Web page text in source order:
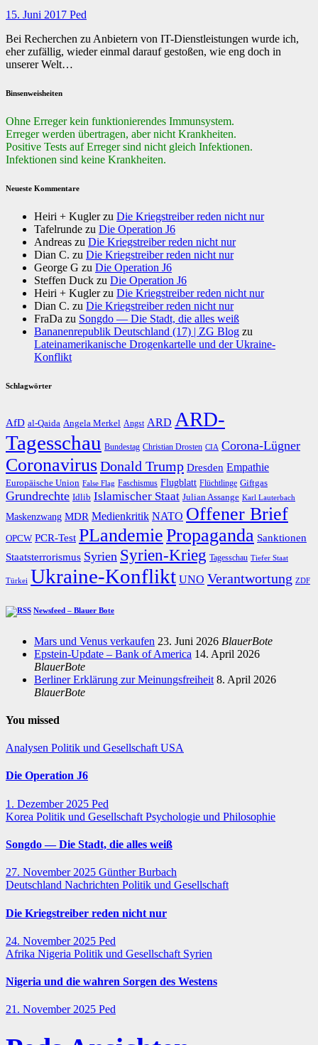
15. Juni 2017 Ped
Bei Recherchen zu Anbietern von IT-Dienstleistungen wurde ich,
eher zufällig, wieder einmal darauf gestoßen, wie eng doch in
unserer Welt…
Binsenweisheiten
Ohne Erreger kein funktionierendes Immunsystem.
Erreger werden übertragen, aber nicht Krankheiten.
Positive Tests auf Erreger sind nicht gleich Infektionen.
Infektionen sind keine Krankheiten.
Neueste Kommentare
Heiri + Kuglerzu Die Kriegstreiber reden nicht nur
Tafelrunde zu Die Operation J6
Andreas zu Die Kriegstreiber reden nicht nur
Dian C. zu Die Kriegstreiber reden nicht nur
George G zu Die Operation J6
Steffen Duck zu Die Operation J6
Heiri + Kuglerzu Die Kriegstreiber reden nicht nur
Dian C. zu Die Kriegstreiber reden nicht nur
FraDa zu Songdo — Die Stadt, die alles weiß
Bananenrepublik Deutschland (17) | ZG Blog zu
Lateinamerikanische Drogenkartelle und der Ukraine-
Konflikt
Schlagwörter
AfD al-Qaida Angela Merkel Angst ARD ARD-
Tagesschau Bundestag Christian Drosten CIA Corona-Lügner
CoronavirusDonald Trump Dresden Empathie
Europäische Union False Flag Faschismus Flugblatt Flüchtlinge Giftgas
Grundrechte Idlib Islamischer Staat Julian Assange Karl Lauterbach
Maskenzwang MDR Medienkritik NATO Offener Brief
OPCW PCR-Test PLandemiePropaganda Sanktionen
Staatsterrorismus Syrien Syrien-Krieg Tagesschau Tiefer Staat
Türkei Ukraine-Konflikt UNO Verantwortung ZDF
Newsfeed – Blauer Bote
Mars und Venus verkaufen 23. Juni 2026 BlauerBote
Epstein-Update – Bank of America 14. April 2026
BlauerBote
Berliner Erklärung zur Meinungsfreiheit 8. April 2026
BlauerBote
You missed
Analysen Politik und Gesellschaft USA
Die Operation J6
1. Dezember 2025 Ped
Korea Politik und Gesellschaft Psychologie und Philosophie
Songdo — Die Stadt, die alles weiß
27. November 2025 Günther Burbach
Deutschland Nachrichten Politik und Gesellschaft
Die Kriegstreiber reden nicht nur
24. November 2025 Ped
Afrika Nigeria Politik und Gesellschaft Syrien
Nigeria und die wahren Sorgen des Westens
21. November 2025 Ped